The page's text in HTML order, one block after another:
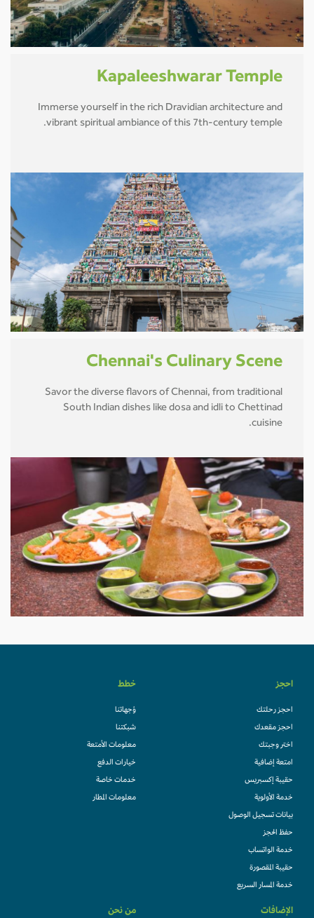
Kapaleeshwarar Temple
Immerse yourself in the rich Dravidian architecture and
vibrant spiritual ambiance of this 7th-century temple.
Chennai's Culinary Scene
Savor the diverse flavors of Chennai, from traditional
South Indian dishes like dosa and idli to Chettinad
cuisine.
احجز
احجز رحلتك
احجز مقعدك
اختر وجبتك
امتعة إضافية
حقيبة إكسبريس
خدمة الأولوية
بيانات تسجيل الوصول
حفظ الحجز
خدمة الواتساب
حقيبة المقصورة
خدمة المسار السريع
خطط
وُجهاتنا
شبكتنا
معلومات الأمتعة
خيارات الدفع
خدمات خاصة
معلومات المطار
الإضافات من نحن